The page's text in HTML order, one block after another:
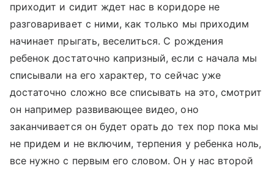
приходит и сидит ждет нас в коридоре не
разговаривает с ними, как только мы приходим
начинает прыгать, веселиться. С рождения
ребенок достаточно капризный, если с начала мы
списывали на его характер, то сейчас уже
достаточно сложно все списывать на это, смотрит
он например развивающее видео, оно
заканчивается он будет орать до тех пор пока мы
не придем и не включим, терпения у ребенка ноль,
все нужно с первым его словом. Он у нас второй